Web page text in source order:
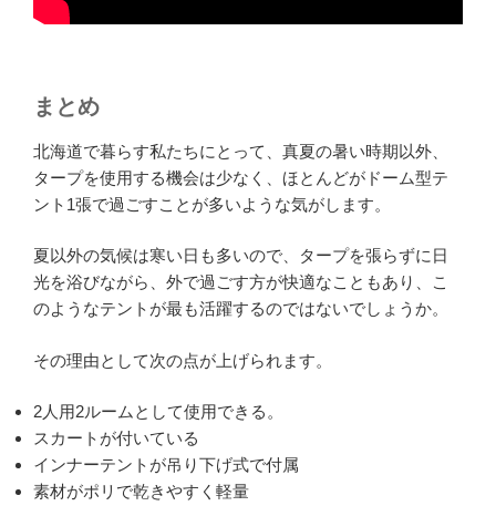
まとめ
北海道で暮らす私たちにとって、真夏の暑い時期以外、
タープを使用する機会は少なく、ほとんどがドーム型テ
ント1張で過ごすことが多いような気がします。
夏以外の気候は寒い日も多いので、タープを張らずに日
光を浴びながら、外で過ごす方が快適なこともあり、こ
のようなテントが最も活躍するのではないでしょうか。
その理由として次の点が上げられます。
2人用2ルームとして使用できる。
スカートが付いている
インナーテントが吊り下げ式で付属
素材がポリで乾きやすく軽量